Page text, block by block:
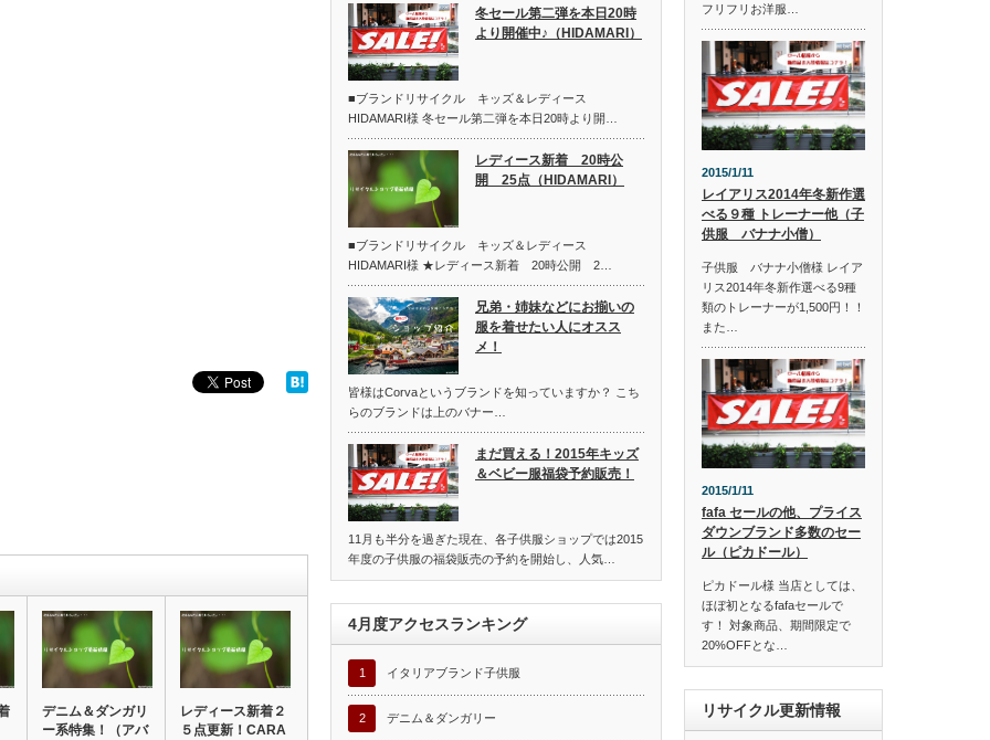
デニム＆ダンガリ
ー系特集！（アバ
レディース新着２
５点更新！CARA
冬セール第二弾を本日20時
より開催中♪（HIDAMARI）
■ブランドリサイクル キッズ＆レディース
HIDAMARI様 冬セール第二弾を本日20時より開…
レディース新着 20時公
開 25点（HIDAMARI）
■ブランドリサイクル キッズ＆レディース
HIDAMARI様 ★レディース新着 20時公開 2…
兄弟・姉妹などにお揃いの
服を着せたい人にオスス
メ！
皆様はCorvaというブランドを知っていますか？ こち
らのブランドは上のバナー…
まだ買える！2015年キッズ
＆ベビー服福袋予約販売！
11月も半分を過ぎた現在、各子供服ショップでは2015
年度の子供服の福袋販売の予約を開始し、人気…
4月度アクセスランキング
1 イタリアブランド子供服
2 デニム＆ダンガリー
フリフリお洋服…
2015/1/11
レイアリス2014年冬新作選
べる９種 トレーナー他（子
供服 バナナ小僧）
子供服 バナナ小僧様 レイア
リス2014年冬新作選べる9種
類のトレーナーが1,500円！！
また…
2015/1/11
fafa セールの他、プライス
ダウンブランド多数のセー
ル（ピカドール）
ピカドール様 当店としては、
ほぼ初となるfafaセールで
す！ 対象商品、期間限定で
20%OFFとな…
リサイクル更新情報